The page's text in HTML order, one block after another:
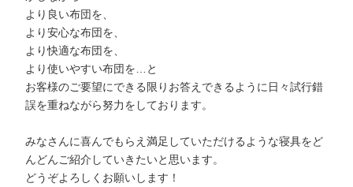
より良い布団を、
より安心な布団を、
より快適な布団を、
より使いやすい布団を…と
お客様のご要望にできる限りお答えできるように日々試行錯
誤を重ねながら努力をしております。
みなさんに喜んでもらえ満足していただけるような寝具をど
んどんご紹介していきたいと思います。
どうぞよろしくお願いします！